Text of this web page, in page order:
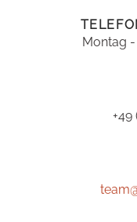
Montag
+49